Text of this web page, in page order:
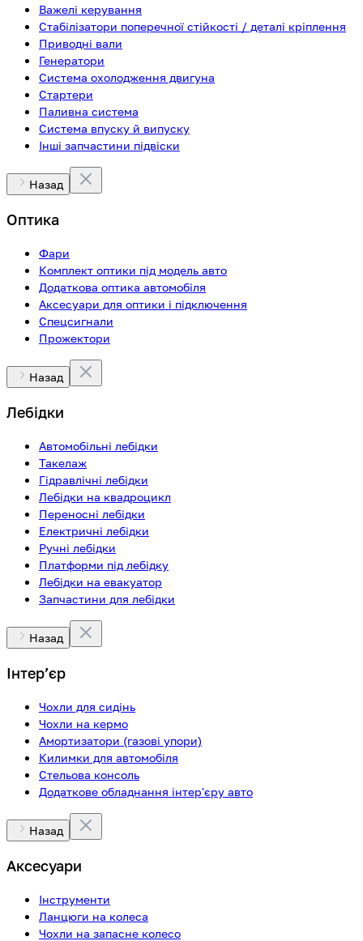
Важелі керування
Стабілізатори поперечної стійкості / деталі кріплення
Приводні вали
Генератори
Система охолодження двигуна
Стартери
Паливна система
Система впуску й випуску
Інші запчастини підвіски
Назад
Оптика
Фари
Комплект оптики під модель авто
Додаткова оптика автомобіля
Аксесуари для оптики і підключення
Спецсигнали
Прожектори
Назад
Лебідки
Автомобільні лебідки
Такелаж
Гідравлічні лебідки
Лебідки на квадроцикл
Переносні лебідки
Електричні лебідки
Ручні лебідки
Платформи під лебідку
Лебідки на евакуатор
Запчастини для лебідки
Назад
Інтерʼєр
Чохли для сидінь
Чохли на кермо
Амортизатори (газові упори)
Килимки для автомобіля
Стельова консоль
Додаткове обладнання інтер'єру авто
Назад
Аксесуари
Інструменти
Ланцюги на колеса
Чохли на запасне колесо